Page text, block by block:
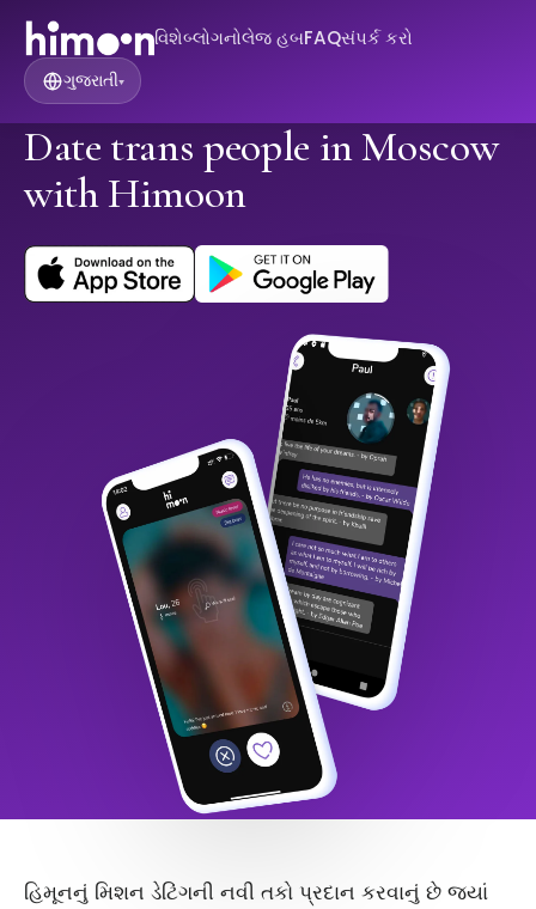
વિશેબ્લોગનોલેજ હબFAQસંપર્ક કરો
ગુજરાતી▾
Date trans people in Moscow
with Himoon
હિમૂનનું મિશન ડેટિંગની નવી તકો પ્રદાન કરવાનું છે જ્યાં